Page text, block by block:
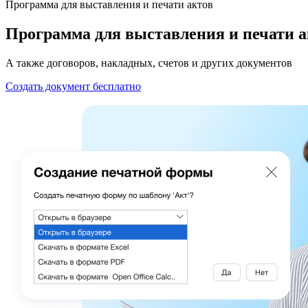
Программа для выставления и печати актов
Программа для выставления и печати
А также договоров, накладных, счетов и других документов
Создать документ бесплатно